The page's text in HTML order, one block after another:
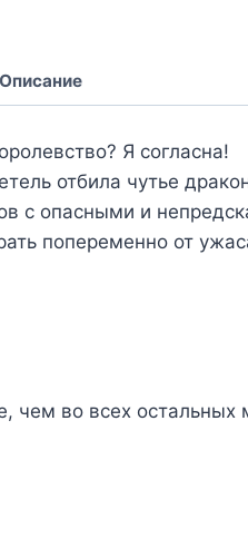
Описание
Я согласна!
отбила чутье
с опасными и
попеременно от
во всех остальных